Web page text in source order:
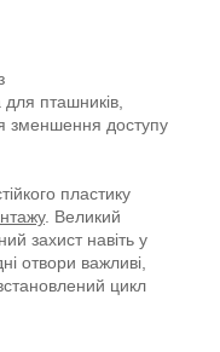
пташників,
зменшення доступу
пластику
. Великий
захист навіть у
отвори важливі,
цикл